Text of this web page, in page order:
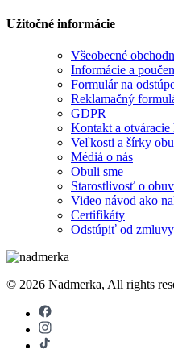
Užitočné informácie
Všeobecné
Informácie a
Formulár na
Reklamačný
GDPR
Kontakt a otváracie
Veľkosti a šírky
Médiá o nás
Obuli sme
Starostlivosť o obuv
Video návod ako
Certifikáty
Odstúpiť od
© 2026 Nadmerka, All rights